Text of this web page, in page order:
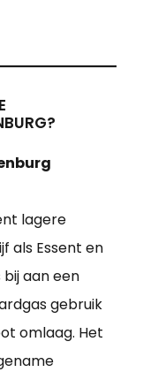
lagere
als Essent en
aan een
gebruik
omlaag. Het